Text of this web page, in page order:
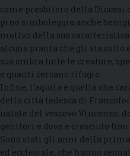
come presbitero della
pino simboleggia anche
motivo della sua caratteristica
alcuna pianta che gli sta sotto
sua ombra tutte le creature,
e quanti cercano rifugio.
Infine, l’aquila è quella che
della città tedesca di
natale del vescovo Vincenzo,
genitori e dove è cresciuto
Sono stati gli anni della
ed ecclesiale, che hanno